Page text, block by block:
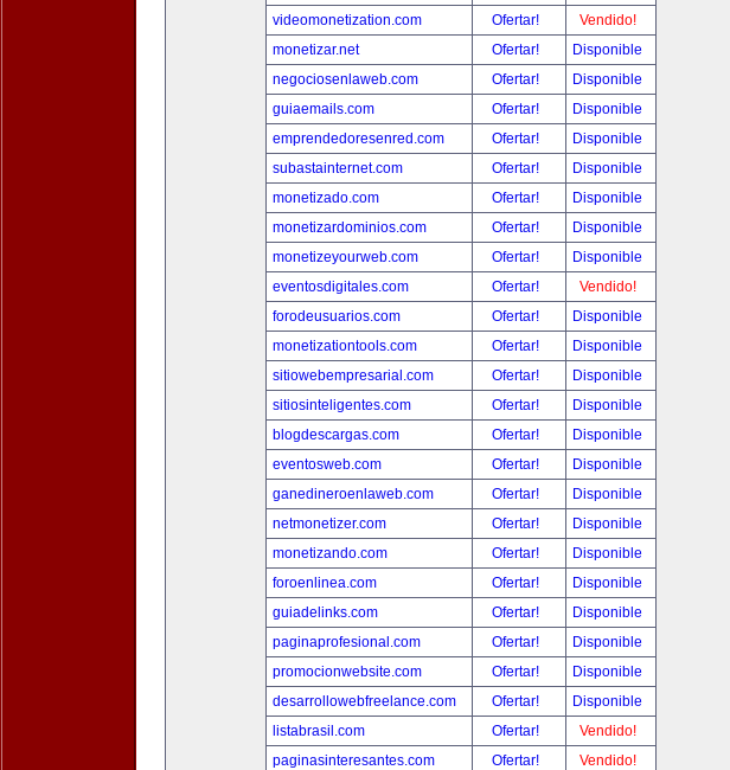
videomonetization.com
Ofertar!
Vendido!
monetizar.net
Ofertar!
Disponible
negociosenlaweb.com
Ofertar!
Disponible
guiaemails.com
Ofertar!
Disponible
emprendedoresenred.com
Ofertar!
Disponible
subastainternet.com
Ofertar!
Disponible
monetizado.com
Ofertar!
Disponible
monetizardominios.com
Ofertar!
Disponible
monetizeyourweb.com
Ofertar!
Disponible
eventosdigitales.com
Ofertar!
Vendido!
forodeusuarios.com
Ofertar!
Disponible
monetizationtools.com
Ofertar!
Disponible
sitiowebempresarial.com
Ofertar!
Disponible
sitiosinteligentes.com
Ofertar!
Disponible
blogdescargas.com
Ofertar!
Disponible
eventosweb.com
Ofertar!
Disponible
ganedineroenlaweb.com
Ofertar!
Disponible
netmonetizer.com
Ofertar!
Disponible
monetizando.com
Ofertar!
Disponible
foroenlinea.com
Ofertar!
Disponible
guiadelinks.com
Ofertar!
Disponible
paginaprofesional.com
Ofertar!
Disponible
promocionwebsite.com
Ofertar!
Disponible
desarrollowebfreelance.com
Ofertar!
Disponible
listabrasil.com
Ofertar!
Vendido!
paginasinteresantes.com
Ofertar!
Vendido!